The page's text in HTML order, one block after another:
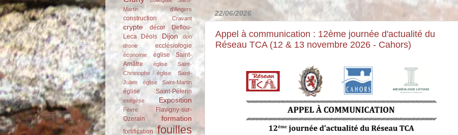
22/06/2026
Appel à communication : 12ème journée d'actualité du
Réseau TCA (12 & 13 novembre 2026 - Cahors)
Martin d'Angers
construction Cravant
crypte décor
Deflou-
Leca
Déols Dijon
don
drone
ecclésiologie
économie
église Saint-
Amâtre
église Saint-
Christophe
église Saint-
Julien
église Saint-Martin
église Saint-Pélerin
exégèse Exposition
Fèvre
Flavigny-sur-
Ozerain
formation
fortification fouilles